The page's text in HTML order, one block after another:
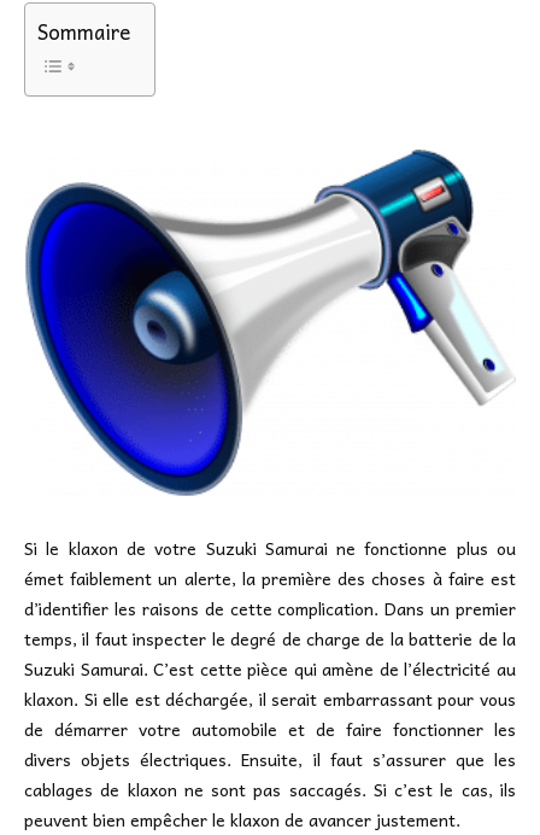
Sommaire
Si le klaxon de votre Suzuki Samurai ne fonctionne plus ou
émet faiblement un alerte, la première des choses à faire est
d’identifier les raisons de cette complication. Dans un premier
temps, il faut inspecter le degré de charge de la batterie de la
Suzuki Samurai. C’est cette pièce qui amène de l’électricité au
klaxon. Si elle est déchargée, il serait embarrassant pour vous
de démarrer votre automobile et de faire fonctionner les
divers objets électriques. Ensuite, il faut s’assurer que les
cablages de klaxon ne sont pas saccagés. Si c’est le cas, ils
peuvent bien empêcher le klaxon de avancer justement.